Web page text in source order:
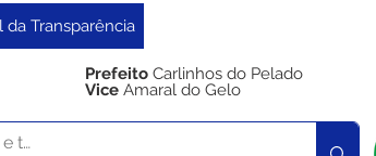
da Transparência
Prefeito Carlinhos do Pelado
Vice Amaral do Gelo